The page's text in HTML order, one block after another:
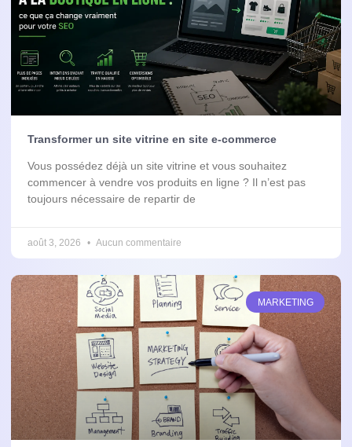
Transformer un site vitrine en site e-commerce
Vous possédez déjà un site vitrine et vous souhaitez
commencer à vendre vos produits en ligne ? Il n’est pas
toujours nécessaire de repartir de
août 3, 2026 Aucun commentaire
MARKETING